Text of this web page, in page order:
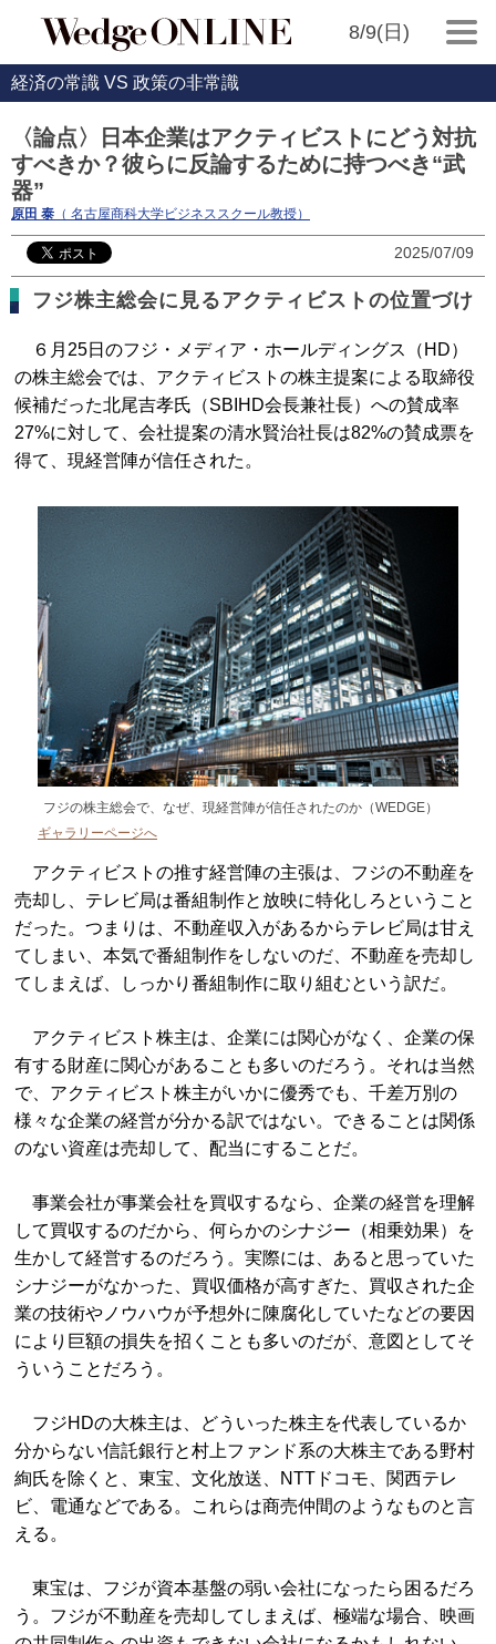
8/9(日)
経済の常識 VS 政策の非常識
〈論点〉日本企業はアクティビストにどう対抗
すべきか？彼らに反論するために持つべき“武
器”
原田 泰 （ 名古屋商科大学ビジネススクール教授）
2025/07/09
フジ株主総会に見るアクティビストの位置づけ
６月25日のフジ・メディア・ホールディングス（HD）
の株主総会では、アクティビストの株主提案による取締役
候補だった北尾吉孝氏（SBIHD会長兼社長）への賛成率
27%に対して、会社提案の清水賢治社長は82%の賛成票を
得て、現経営陣が信任された。
フジの株主総会で、なぜ、現経営陣が信任されたのか（WEDGE）
ギャラリーページへ
アクティビストの推す経営陣の主張は、フジの不動産を
売却し、テレビ局は番組制作と放映に特化しろということ
だった。つまりは、不動産収入があるからテレビ局は甘え
てしまい、本気で番組制作をしないのだ、不動産を売却し
てしまえば、しっかり番組制作に取り組むという訳だ。
アクティビスト株主は、企業には関心がなく、企業の保
有する財産に関心があることも多いのだろう。それは当然
で、アクティビスト株主がいかに優秀でも、千差万別の
様々な企業の経営が分かる訳ではない。できることは関係
のない資産は売却して、配当にすることだ。
事業会社が事業会社を買収するなら、企業の経営を理解
して買収するのだから、何らかのシナジー（相乗効果）を
生かして経営するのだろう。実際には、あると思っていた
シナジーがなかった、買収価格が高すぎた、買収された企
業の技術やノウハウが予想外に陳腐化していたなどの要因
により巨額の損失を招くことも多いのだが、意図としてそ
ういうことだろう。
フジHDの大株主は、どういった株主を代表しているか
分からない信託銀行と村上ファンド系の大株主である野村
絢氏を除くと、東宝、文化放送、NTTドコモ、関西テレ
ビ、電通などである。これらは商売仲間のようなものと言
える。
東宝は、フジが資本基盤の弱い会社になったら困るだろ
う。フジが不動産を売却してしまえば、極端な場合、映画